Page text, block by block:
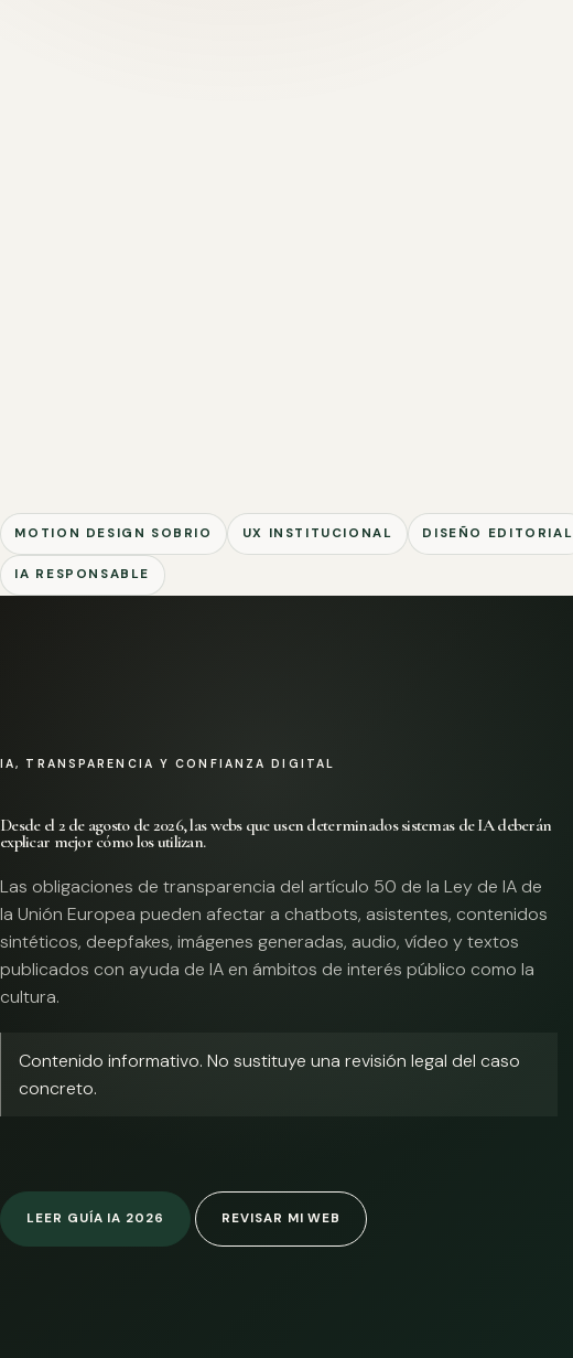
MOTION DESIGN SOBRIO UX INSTITUCIONAL DISEÑO EDITORIAL
IA RESPONSABLE
IA, TRANSPARENCIA Y CONFIANZA DIGITAL
Desde el 2 de agosto de 2026, las webs que usen determinados sistemas de IA deberán
explicar mejor cómo los utilizan.
Las obligaciones de transparencia del artículo 50 de la Ley de IA de
la Unión Europea pueden afectar a chatbots, asistentes, contenidos
sintéticos, deepfakes, imágenes generadas, audio, vídeo y textos
publicados con ayuda de IA en ámbitos de interés público como la
cultura.
Contenido informativo. No sustituye una revisión legal del caso
concreto.
LEER GUÍA IA 2026 REVISAR MI WEB